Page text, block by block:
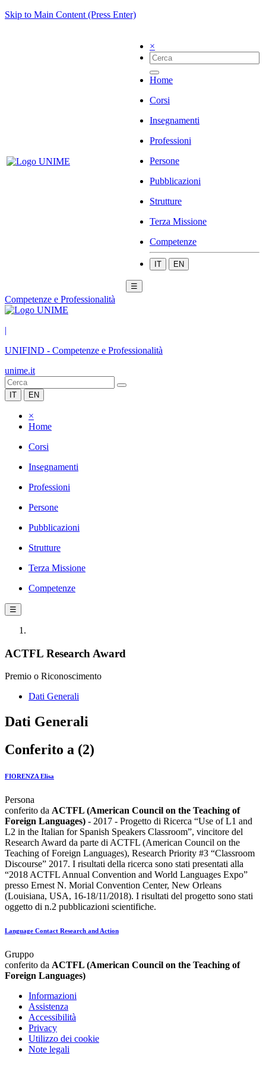
Skip to Main Content (Press Enter)
×
Home
Corsi
Insegnamenti
Professioni
Persone
Pubblicazioni
Strutture
Terza Missione
Competenze
IT EN
☰
Competenze e Professionalità
|
UNIFIND - Competenze e Professionalità
unime.it
IT EN
×
Home
Corsi
Insegnamenti
Professioni
Persone
Pubblicazioni
Strutture
Terza Missione
Competenze
☰
ACTFL Research Award
Premio o Riconoscimento
Dati Generali
Dati Generali
Conferito a (2)
FIORENZA Elisa
Persona
conferito da ACTFL (American Council on the Teaching of
Foreign Languages) - 2017 - Progetto di Ricerca “Use of L1 and
L2 in the Italian for Spanish Speakers Classroom”, vincitore del
Research Award da parte di ACTFL (American Council on the
Teaching of Foreign Languages), Research Priority #3 “Classroom
Discourse” 2017. I risultati della ricerca sono stati presentati alla
“2018 ACTFL Annual Convention and World Languages Expo”
presso Ernest N. Morial Convention Center, New Orleans
(Louisiana, USA, 16-18/11/2018). I risultati del progetto sono stati
oggetto di n.2 pubblicazioni scientifiche.
Language Contact Research and Action
Gruppo
conferito da ACTFL (American Council on the Teaching of
Foreign Languages)
Informazioni
Assistenza
Accessibilità
Privacy
Utilizzo dei cookie
Note legali